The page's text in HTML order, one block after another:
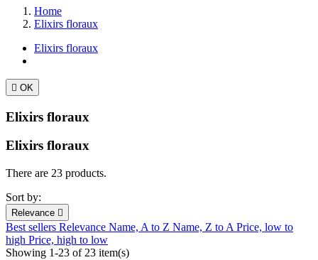
Home
Elixirs floraux
Elixirs floraux
 OK
Elixirs floraux
Elixirs floraux
There are 23 products.
Sort by:
Relevance 
Best sellers Relevance Name, A to Z Name, Z to A Price, low to
high Price, high to low
Showing 1-23 of 23 item(s)